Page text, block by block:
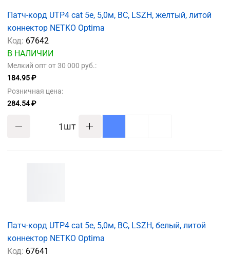
Патч-корд UTP4 cat 5e, 5,0м, ВС, LSZH, желтый, литой
коннектор NETKO Optima
Код: 67642
В НАЛИЧИИ
Мелкий опт от 30 000 руб.:
184.95 ₽
Розничная цена:
284.54 ₽
шт
Патч-корд UTP4 cat 5e, 5,0м, ВС, LSZH, белый, литой
коннектор NETKO Optima
Код: 67641